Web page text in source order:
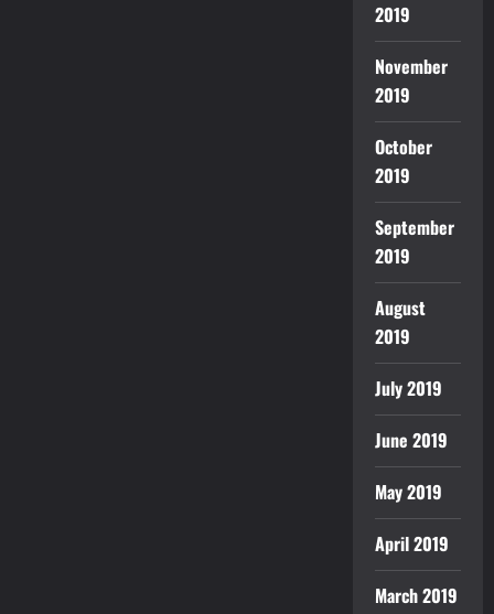
2019
November
2019
October
2019
September
2019
August
2019
July 2019
June 2019
May 2019
April 2019
March 2019